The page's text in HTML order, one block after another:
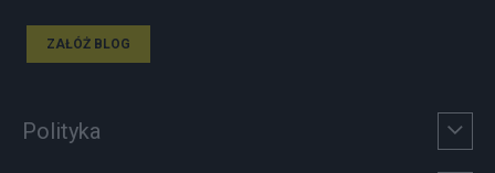
ZAŁÓŻ BLOG
Polityka